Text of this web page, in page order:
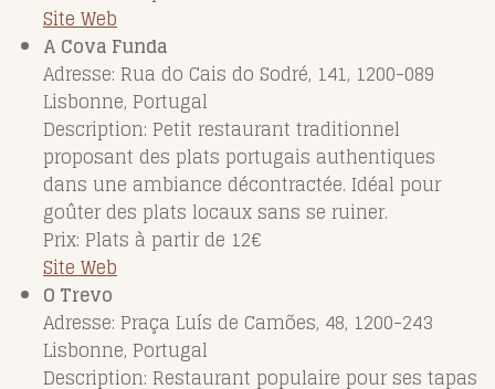
Site Web
A Cova Funda
Adresse: Rua do Cais do Sodré, 141, 1200-089
Lisbonne, Portugal
Description: Petit restaurant traditionnel
proposant des plats portugais authentiques
dans une ambiance décontractée. Idéal pour
goûter des plats locaux sans se ruiner.
Prix: Plats à partir de 12€
Site Web
O Trevo
Adresse: Praça Luís de Camões, 48, 1200-243
Lisbonne, Portugal
Description: Restaurant populaire pour ses tapas